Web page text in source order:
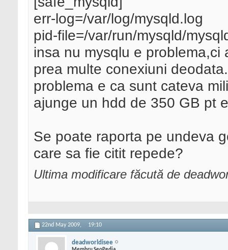
err-log=/var/log/mysqld.log
pid-file=/var/run/mysqld/
insa nu mysqlu e problema,ci
prea multe conexiuni
problema e ca sunt cateva
ajunge un hdd de 350 GB pt
Se poate raporta pe undeva
care sa fie citit repede?
Ultima modificare făcută de
22nd May 2009, 19:10
deadworldisee